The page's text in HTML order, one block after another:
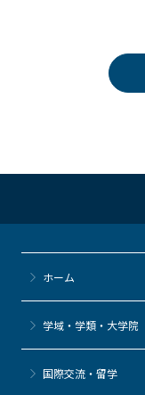
k
erk
et
ホーム
学域・学類・大学院
国際交流・留学